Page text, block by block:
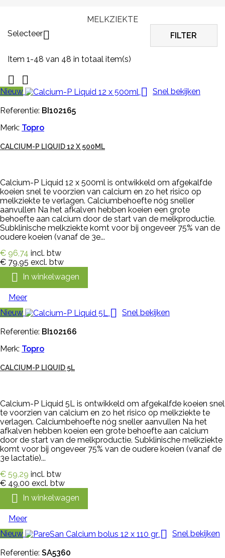
MELKZIEKTE
Selecteer FILTER
Item 1-48 van 48 in totaal item(s)
 
Nieuw  Snel bekijken
Referentie: BI102165
Merk: Topro
CALCIUM-P LIQUID 12 X 500ML
Calcium-P Liquid 12 x 500ml is ontwikkeld om afgekalfde
koeien snel te voorzien van calcium en zo het risico op
melkziekte te verlagen. Calciumbehoefte nóg sneller
aanvullen Na het afkalven hebben koeien een grote
behoefte aan calcium door de start van de melkproductie.
Subklinische melkziekte komt voor bij ongeveer 75% van de
oudere koeien (vanaf de 3e...
€ 96,74 incl. btw
€ 79,95 excl. btw
 In winkelwagen
Meer
Nieuw
 Snel bekijken
Referentie: BI102166
Merk: Topro
CALCIUM-P LIQUID 5L
Calcium-P Liquid 5L is ontwikkeld om afgekalfde koeien snel
te voorzien van calcium en zo het risico op melkziekte te
verlagen. Calciumbehoefte nóg sneller aanvullen Na het
afkalven hebben koeien een grote behoefte aan calcium
door de start van de melkproductie. Subklinische melkziekte
komt voor bij ongeveer 75% van de oudere koeien (vanaf de
3e lactatie)...
€ 59,29 incl. btw
€ 49,00 excl. btw
 In winkelwagen
Meer
Nieuw
 Snel bekijken
Referentie: SA5360